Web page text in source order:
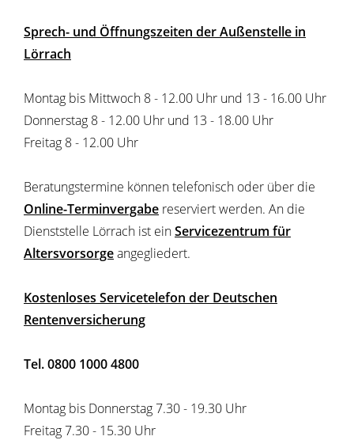
Sprech- und Öffnungszeiten der Außenstelle in
Lörrach
Montag bis Mittwoch 8 - 12.00 Uhr und 13 - 16.00 Uhr
Donnerstag 8 - 12.00 Uhr und 13 - 18.00 Uhr
Freitag 8 - 12.00 Uhr
Beratungstermine können telefonisch oder über die
Online-Terminvergabe reserviert werden. An die
Dienststelle Lörrach ist einServicezentrum für
Altersvorsorgeangegliedert.
Kostenloses Servicetelefon der Deutschen
Rentenversicherung
Tel. 0800 1000 4800
Montag bis Donnerstag 7.30 - 19.30 Uhr
Freitag 7.30 - 15.30 Uhr